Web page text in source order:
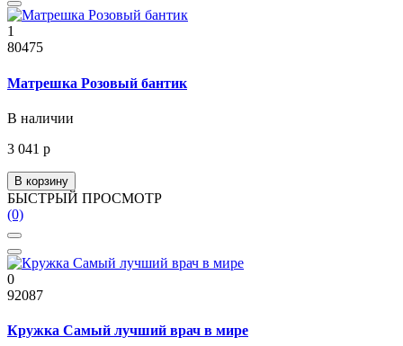
1
80475
Матрешка Розовый бантик
В наличии
3 041 р
В корзину
БЫСТРЫЙ ПРОСМОТР
(0)
0
92087
Кружка Самый лучший врач в мире